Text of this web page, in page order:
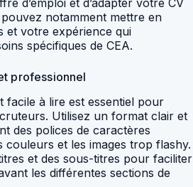
d’emploi et d’adapter votre CV
notamment mettre en
et votre expérience qui
spécifiques de CEA.
professionnel
facile à lire est essentiel pour
Utilisez un format clair et
des polices de caractères
couleurs et les images trop flashy.
et des sous-titres pour faciliter
les différentes sections de